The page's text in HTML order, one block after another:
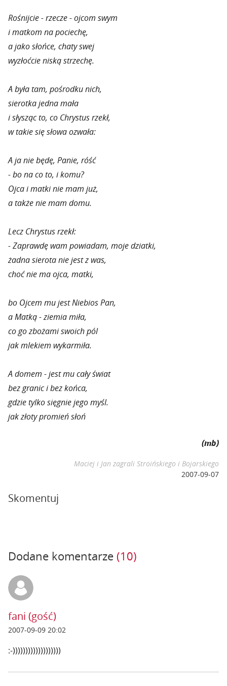
Rośnijcie - rzecze - ojcom swym
i matkom na pociechę,
a jako słońce, chaty swej
wyzłoćcie niską strzechę.
A była tam, pośrodku nich,
sierotka jedna mała
i słysząc to, co Chrystus rzekł,
w takie się słowa ozwała:
A ja nie będę, Panie, róść
- bo na co to, i komu?
Ojca i matki nie mam już,
a także nie mam domu.
Lecz Chrystus rzekł:
- Zaprawdę wam powiadam, moje dziatki,
żadna sierota nie jest z was,
choć nie ma ojca, matki,
bo Ojcem mu jest Niebios Pan,
a Matką - ziemia miła,
co go zbożami swoich pól
jak mlekiem wykarmiła.
A domem - jest mu cały świat
bez granic i bez końca,
gdzie tylko sięgnie jego myśl.
jak złoty promień słoń
(mb)
Maciej i Jan zagrali Stroińskiego i Bojarskiego
2007-09-07
Skomentuj
Dodane komentarze (10)
fani (gość)
2007-09-09 20:02
:-)))))))))))))))))))